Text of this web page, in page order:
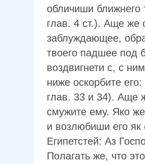
обличиши ближнего
глав. 4 ст.). Аще же
заблуждающее,
твоего падшее под
воздвигнети с, с
ниже оскорбите
глав. 33 и 34). Аще
смужите ему. Яко
и возлюбиши его
Египетстей: Аз
Полагать же, что